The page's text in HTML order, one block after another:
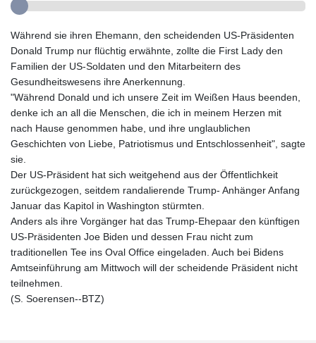
Während sie ihren Ehemann, den scheidenden US-Präsidenten
Donald Trump nur flüchtig erwähnte, zollte die First Lady den
Familien der US-Soldaten und den Mitarbeitern des
Gesundheitswesens ihre Anerkennung.
"Während Donald und ich unsere Zeit im Weißen Haus beenden,
denke ich an all die Menschen, die ich in meinem Herzen mit
nach Hause genommen habe, und ihre unglaublichen
Geschichten von Liebe, Patriotismus und Entschlossenheit", sagte
sie.
Der US-Präsident hat sich weitgehend aus der Öffentlichkeit
zurückgezogen, seitdem randalierende Trump- Anhänger Anfang
Januar das Kapitol in Washington stürmten.
Anders als ihre Vorgänger hat das Trump-Ehepaar den künftigen
US-Präsidenten Joe Biden und dessen Frau nicht zum
traditionellen Tee ins Oval Office eingeladen. Auch bei Bidens
Amtseinführung am Mittwoch will der scheidende Präsident nicht
teilnehmen.
(S. Soerensen--BTZ)